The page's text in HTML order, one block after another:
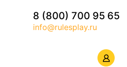
8 (800) 700 95 65
info@rulesplay.ru